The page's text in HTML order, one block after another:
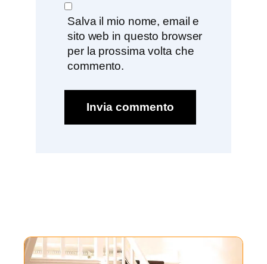
Salva il mio nome, email e
sito web in questo browser
per la prossima volta che
commento.
Invia commento